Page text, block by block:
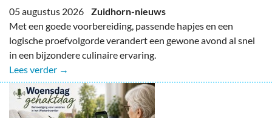
05 augustus 2026 Zuidhorn-nieuws
Met een goede voorbereiding, passende hapjes en een
logische proefvolgorde verandert een gewone avond al snel
in een bijzondere culinaire ervaring.
Lees verder →